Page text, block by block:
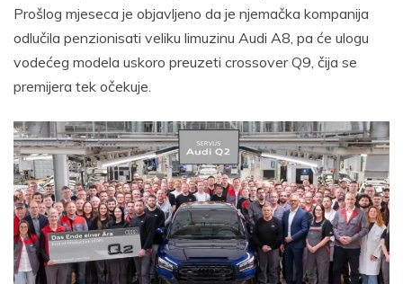
Prošlog mjeseca je objavljeno da je njemačka kompanija
odlučila penzionisati veliku limuzinu Audi A8, pa će ulogu
vodećeg modela uskoro preuzeti crossover Q9, čija se
premijera tek očekuje.